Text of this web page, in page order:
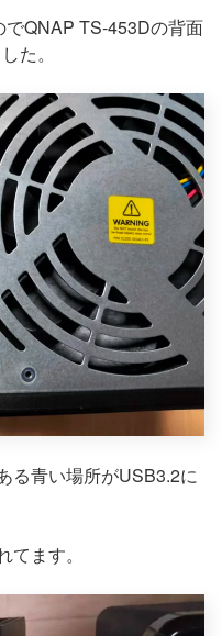
QNAP TS-453Dの背面
た。
る青い場所がUSB3.2に
ます。